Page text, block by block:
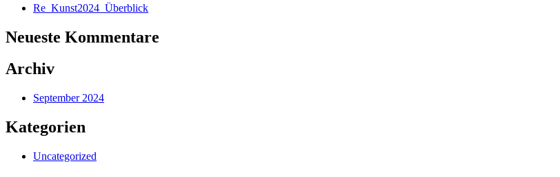
Re_Kunst2024_Überblick
Neueste Kommentare
Archiv
September 2024
Kategorien
Uncategorized